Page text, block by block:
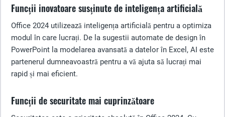
Funcții inovatoare susținute de inteligența artificială
Office 2024 utilizează inteligența artificială pentru a optimiza
modul în care lucrați. De la sugestii automate de design în
PowerPoint la modelarea avansată a datelor în Excel, AI este
partenerul dumneavoastră pentru a vă ajuta să lucrați mai
rapid și mai eficient.
Funcții de securitate mai cuprinzătoare